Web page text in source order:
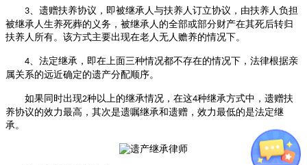
3 、遗赠扶养协议，即被继承人与扶养人订立协议，由扶养人负担
被继承人生养死葬的义务，被继承人的全部或部分财产在其死后转归
扶养人所有。该方式主要出现在老人无人赡养的情况下。
4 、法定继承，即在上面三种情况都不存在的情况下，法律根据亲
属关系的远近确定的遗产分配顺序。
如果同时出现2种以上的继承情况，在这4种继承方式中，遗赠扶
养协议的效力最高，其次是遗嘱继承和遗赠，效力最低的是法定继
承。